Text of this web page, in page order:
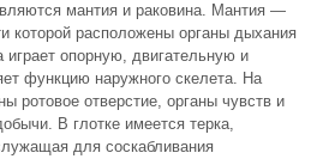
мантия и раковина. Мантия —
которой расположены органы дыхания
опорную, двигательную и
функцию наружного скелета. На
ротовое отверстие, органы чувств и
В глотке имеется терка,
для соскабливания